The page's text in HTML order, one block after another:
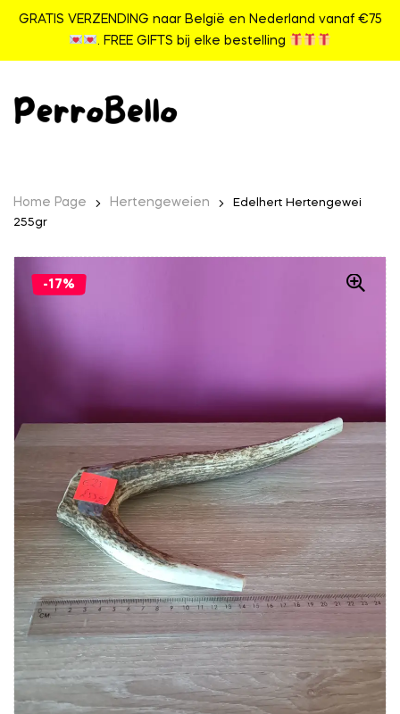
GRATIS VERZENDING naar België en Nederland vanaf €75
. FREE GIFTS bij elke bestelling
Home Page Hertengeweien
Edelhert Hertengewei
255gr
-17%